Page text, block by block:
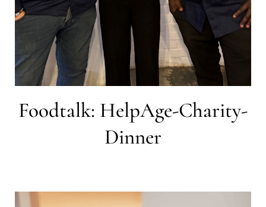
Foodtalk: HelpAge-Charity-
Dinner